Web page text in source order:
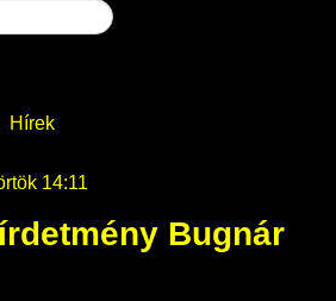
Hírek
14:11
Bugnár